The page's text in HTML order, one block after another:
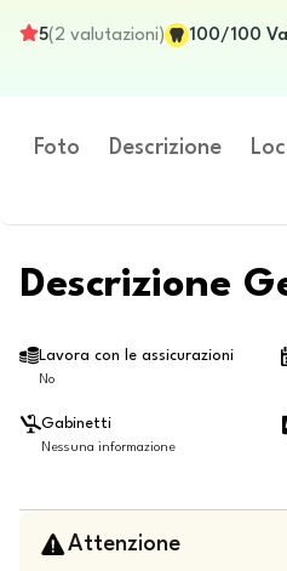
5( 2 valutazioni) 100/100
Foto Descrizione
Descrizione
Lavora con le assicurazioni
No
Gabinetti
Nessuna informazione
Attenzione